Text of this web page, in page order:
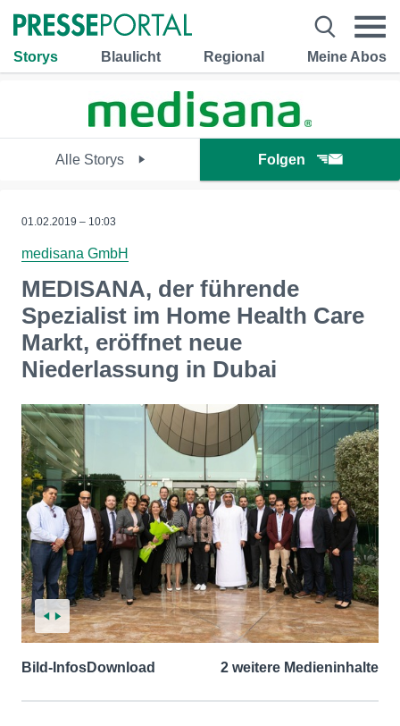
Storys Blaulicht Regional Meine Abos
Alle Storys Folgen
01.02.2019 – 10:03
medisana GmbH
MEDISANA, der führende
Spezialist im Home Health Care
Markt, eröffnet neue
Niederlassung in Dubai
Bild-InfosDownload 2 weitere Medieninhalte